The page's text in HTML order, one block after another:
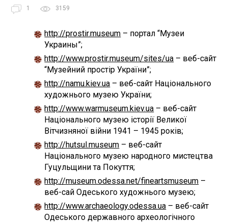
1 3159
http://prostir.museum – портал “Музеи
Украины”;
http://www.prostir.museum/sites/ua – веб-сайт
“Музейний простір України”;
http://namu.kiev.ua – веб-сайт Національного
художнього музею України;
http://www.warmuseum.kiev.ua – веб-сайт
Національного музею історії Великої
Вітчизняної війни 1941 – 1945 років;
http://hutsul.museum – веб-сайт
Національного музею народного мистецтва
Гуцульщини та Покуття;
http://museum.odessa.net/fineartsmuseum –
веб-сай Одеського художнього музею;
http://www.archaeology.odessa.ua – веб-сайт
Одеського державного археологічного